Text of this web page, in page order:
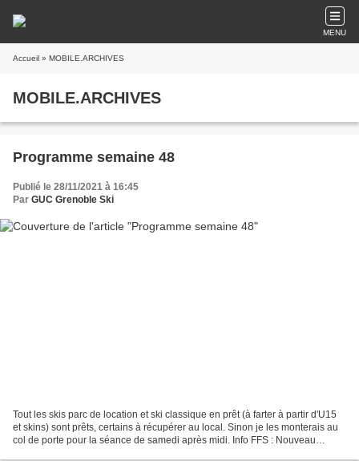
MENU
Accueil » MOBILE.ARCHIVES
MOBILE.ARCHIVES
Programme semaine 48
Publié le 28/11/2021 à 16:45
Par GUC Grenoble Ski
Tout les skis parc de location et ski classique en prêt (à farter à partir d'U15
et skins) sont prêts, certains à récupérer au local. Sinon je les monterais au
col de porte pour la séance de samedi après midi. Info FFS : Nouveau